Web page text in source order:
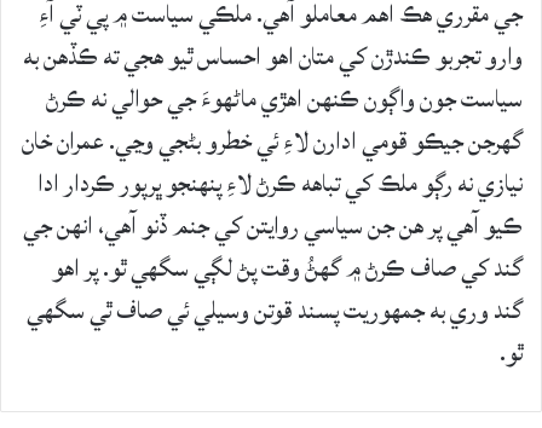
جي مقرري هڪ اهم معاملو آهي. ملڪي سياست ۾ پي ٽي آءِ
وارو تجربو ڪندڙن کي متان اهو احساس ٿيو هجي ته ڪڏهن به
سياست جون واڳون ڪنهن اهڙي ماڻهوءَ جي حوالي نه ڪرڻ
گهرجن جيڪو قومي ادارن لاءِ ئي خطرو بڻجي وڃي. عمران خان
نيازي نه رڳو ملڪ کي تباهه ڪرڻ لاءِ پنهنجو ڀرپور ڪردار ادا
ڪيو آهي پر هن جن سياسي روايتن کي جنم ڏنو آهي، انهن جي
گند کي صاف ڪرڻ ۾ گهڻُ وقت پڻ لڳي سگهي ٿو. پر اهو
گند وري به جمهوريت پسند قوتن وسيلي ئي صاف ٿي سگهي
ٿو.